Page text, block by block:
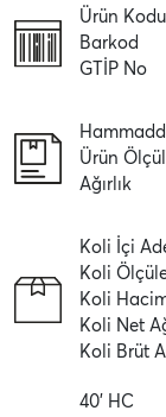
Ürün Kodu
Barkod
GTİP No
Ürün
Ağırlık
Koli İçi
Koli
Koli
Koli Net
Koli Brüt
40' HC